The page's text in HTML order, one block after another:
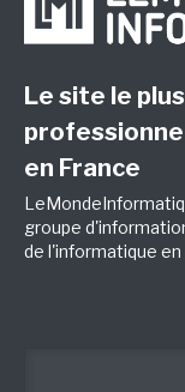
Le site le
en France
groupe
de l'informatique en